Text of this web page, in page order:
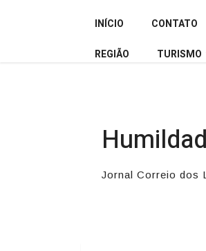
INÍCIO CONTATO
REGIÃO TURISMO
Jornal Correio dos